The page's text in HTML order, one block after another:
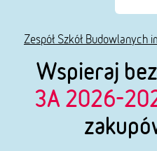
Zespół Szkół Budowlanych
Wspieraj
3A 2026-